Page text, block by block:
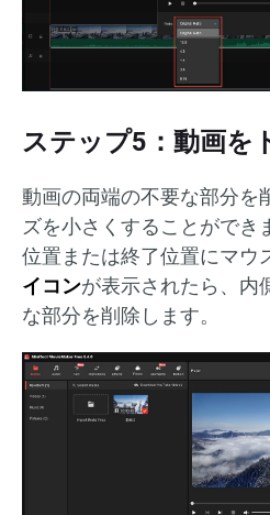
ステップ5：動画を
動画の両端の不要な部分を
ズを小さくすることができ
位置または終了位置にマウ
イコンが表示されたら、内
な部分を削除します。